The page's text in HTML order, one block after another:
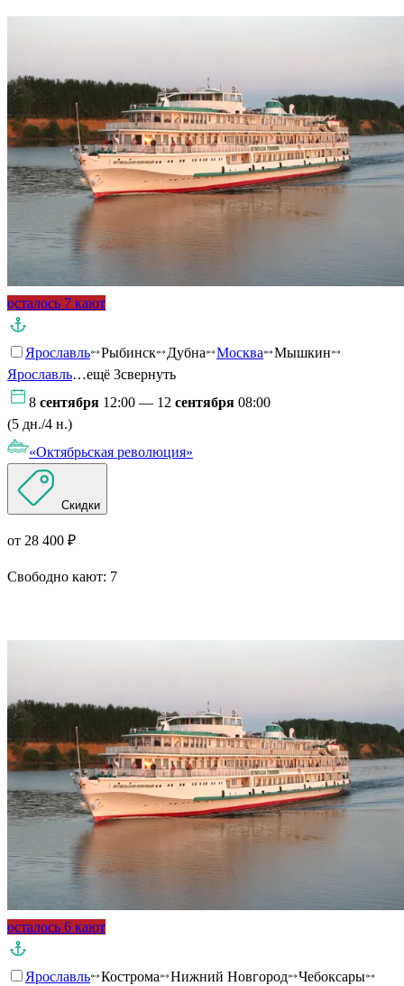
осталось 7 кают
Ярославль Рыбинск Дубна Москва
Мышкин
Ярославль…ещё 3свернуть
8 сентября 12:00 — 12 сентября 08:00
(5 дн./4 н.)
«Октябрьская революция»
Скидки
от 28 400 ₽
Свободно кают: 7
осталось 6 кают
Ярославль Кострома Нижний Новгород
Чебоксары